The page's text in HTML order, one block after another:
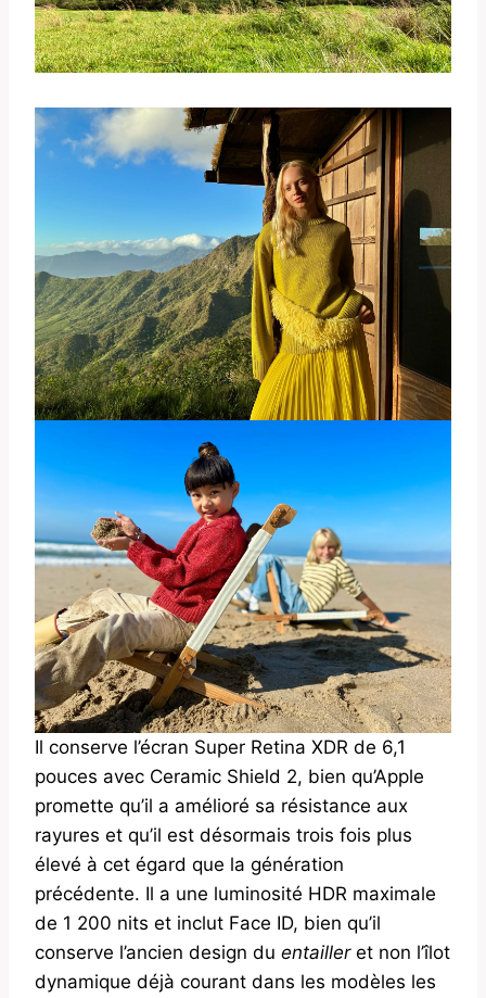
Il conserve l’écran Super Retina XDR de 6,1
pouces avec Ceramic Shield 2, bien qu’Apple
promette qu’il a amélioré sa résistance aux
rayures et qu’il est désormais trois fois plus
élevé à cet égard que la génération
précédente. Il a une luminosité HDR maximale
de 1 200 nits et inclut Face ID, bien qu’il
conserve l’ancien design du entailleret non l’îlot
dynamique déjà courant dans les modèles les